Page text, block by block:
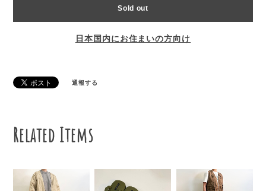
Sold out
日本国内にお住まいの方向け
通報する
Related Items